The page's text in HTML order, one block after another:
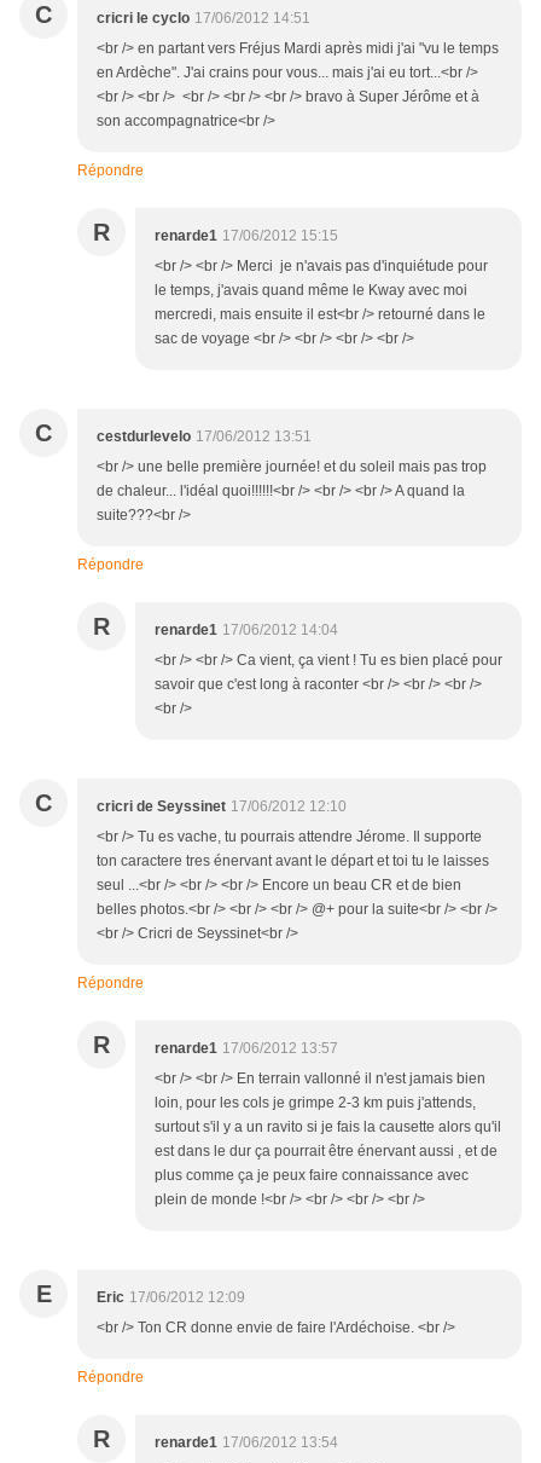
C cricri le cyclo 17/06/2012 14:51
<br /> en partant vers Fréjus Mardi après midi j'ai "vu le temps
en Ardèche". J'ai crains pour vous... mais j'ai eu tort...<br />
<br /> <br /> <br /> <br /> <br /> bravo à Super Jérôme et à
son accompagnatrice<br />
Répondre
R renarde1 17/06/2012 15:15
<br /> <br /> Merci je n'avais pas d'inquiétude pour
le temps, j'avais quand même le Kway avec moi
mercredi, mais ensuite il est<br /> retourné dans le
sac de voyage <br /> <br /> <br /> <br />
C cestdurlevelo 17/06/2012 13:51
<br /> une belle première journée! et du soleil mais pas trop
de chaleur... l'idéal quoi!!!!!!<br /> <br /> <br /> A quand la
suite???<br />
Répondre
R renarde1 17/06/2012 14:04
<br /> <br /> Ca vient, ça vient ! Tu es bien placé pour
savoir que c'est long à raconter <br /> <br /> <br />
<br />
C cricri de Seyssinet 17/06/2012 12:10
<br /> Tu es vache, tu pourrais attendre Jérome. Il supporte
ton caractere tres énervant avant le départ et toi tu le laisses
seul ...<br /> <br /> <br /> Encore un beau CR et de bien
belles photos.<br /> <br /> <br /> @+ pour la suite<br /> <br />
<br /> Cricri de Seyssinet<br />
Répondre
R renarde1 17/06/2012 13:57
<br /> <br /> En terrain vallonné il n'est jamais bien
loin, pour les cols je grimpe 2-3 km puis j'attends,
surtout s'il y a un ravito si je fais la causette alors qu'il
est dans le dur ça pourrait être énervant aussi , et de
plus comme ça je peux faire connaissance avec
plein de monde !<br /> <br /> <br /> <br />
E Eric 17/06/2012 12:09
<br /> Ton CR donne envie de faire l'Ardéchoise. <br />
Répondre
R renarde1 17/06/2012 13:54